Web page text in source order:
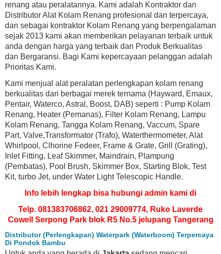
renang atau peralatannya. Kami adalah Kontraktor dan
Distributor Alat Kolam Renang profesional dan terpercaya,
dan sebagai kontraktor Kolam Renang yang berpengalaman
sejak 2013 kami akan memberikan pelayanan terbaik untuk
anda dengan harga yang terbaik dan Produk Berkualitas
dan Bergaransi. Bagi Kami kepercayaan pelanggan adalah
Prioritas Kami.
Kami menjual alat peralatan perlengkapan kolam renang
berkualitas dari berbagai merek ternama (Hayward, Emaux,
Pentair, Waterco, Astral, Boost, DAB) seperti : Pump Kolam
Renang, Heater (Pemanas), Filter Kolam Renang, Lampu
Kolam Renang, Tangga Kolam Renang, Vaccum, Spare
Part, Valve,Transformator (Trafo), Waterthermometer, Alat
Whirlpool, Clhorine Fedeer, Frame & Grate, Grill (Grating),
Inlet Fitting, Leaf Skimmer, Maindrain, Plampung
(Pembatas), Pool Brush, Skimmer Box, Starting Blok, Test
Kit, turbo Jet, under Water Light Telescopic Handle.
Info lebih lengkap bisa hubungi admin kami di
Telp. 081383706862, 021 29009774, Ruko Laverde
Cowell Serpong Park blok R5 No.5 jelupang Tangerang
Distributor (Perlengkapan) Waterpark (Waterboom) Terpercaya
Di Pondok Bambu